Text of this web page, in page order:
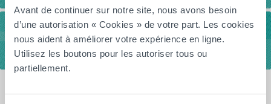
Avant de continuer sur notre site, nous avons besoin
d’une autorisation « Cookies » de votre part. Les cookies
nous aident à améliorer votre expérience en ligne.
Utilisez les boutons pour les autoriser tous ou
partiellement.
RFIE (réforme) : plus d'infos